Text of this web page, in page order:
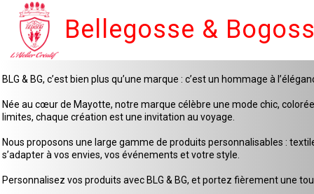
Bellegosse &
BLG & BG, c’est bien plus qu’une marque : c’est un hommage à
Née au cœur de Mayotte, notre marque célèbre une mode chic,
limites, chaque création est une invitation au voyage.
Nous proposons une large gamme de produits personnalisables :
s’adapter à vos envies, vos événements et votre style.
Personnalisez vos produits avec BLG & BG, et portez fièrement une